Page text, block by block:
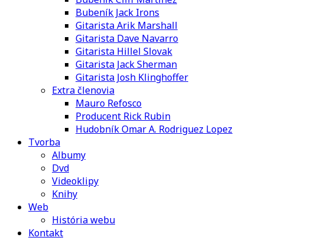
Bubeník Jack Irons
Gitarista Arik Marshall
Gitarista Dave Navarro
Gitarista Hillel Slovak
Gitarista Jack Sherman
Gitarista Josh Klinghoffer
Extra členovia
Mauro Refosco
Producent Rick Rubin
Hudobník Omar A. Rodriguez Lopez
Tvorba
Albumy
Dvd
Videoklipy
Knihy
Web
História webu
Kontakt